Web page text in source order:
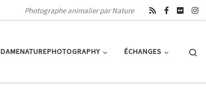
Photographe animalier par Nature
DAMENATUREPHOTOGRAPHY ÉCHANGES